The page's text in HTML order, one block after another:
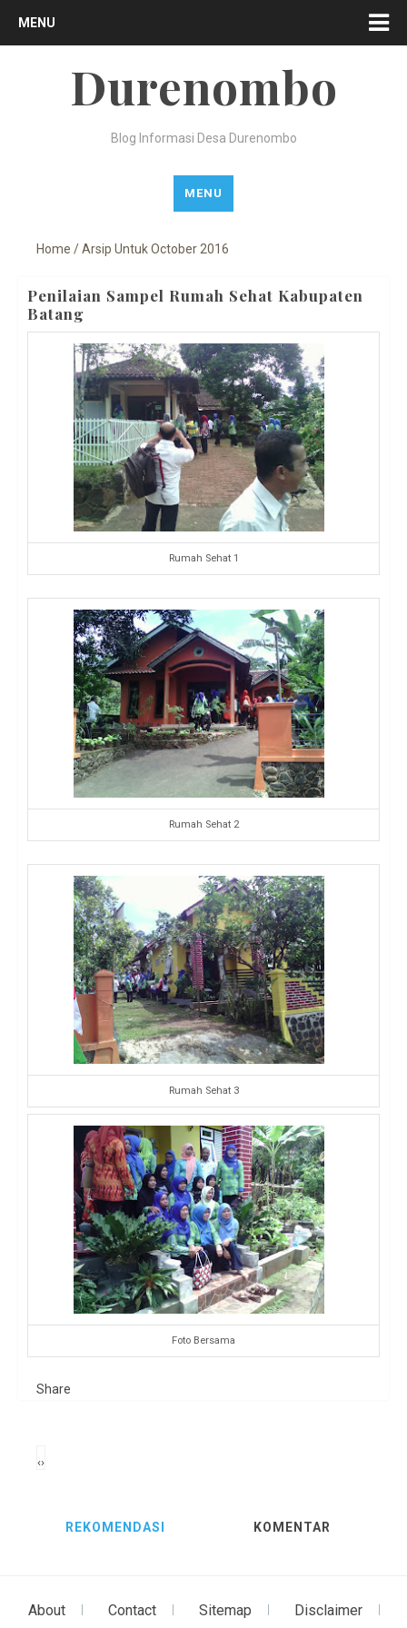
MENU
Durenombo
Blog Informasi Desa Durenombo
MENU
Home /Arsip Untuk October 2016
Penilaian Sampel Rumah Sehat Kabupaten
Batang
Rumah Sehat 1
Rumah Sehat 2
Rumah Sehat 3
Foto Bersama
Share
‹›
REKOMENDASI KOMENTAR
About Contact Sitemap
Disclaimer